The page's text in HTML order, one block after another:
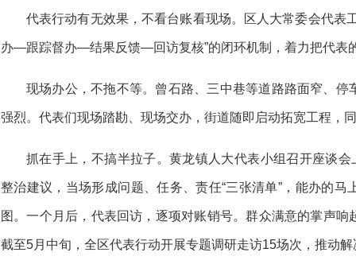
代表行动有无效果，不看台账看现场。区人大常委会代
办—跟踪督办—结果反馈—回访复核”的闭环机制，着力把代表的
现场办公，不拖不等。曾石路、三中巷等道路路面窄、
强烈。代表们现场踏勘、现场交办，街道随即启动拓宽工程，
抓在手上，不搞半拉子。黄龙镇人大代表小组召开座谈
整治建议，当场形成问题、任务、责任“三张清单”，能办的
图。一个月后，代表回访，逐项对账销号。群众满意的掌声
截至5月中旬，全区代表行动开展专题调研走访15场次，推动